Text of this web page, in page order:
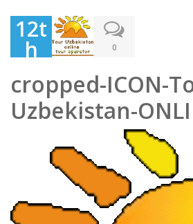
12t
h
em
ber
0
cropped-ICON-
Uzbekistan-